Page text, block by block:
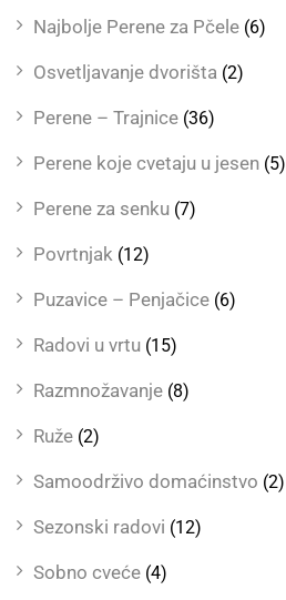
Najbolje Perene za Pčele (6)
Osvetljavanje dvorišta (2)
Perene – Trajnice (36)
Perene koje cvetaju u jesen (5)
Perene za senku (7)
Povrtnjak (12)
Puzavice – Penjačice (6)
Radovi u vrtu (15)
Razmnožavanje (8)
Ruže (2)
Samoodrživo domaćinstvo (2)
Sezonski radovi (12)
Sobno cveće (4)